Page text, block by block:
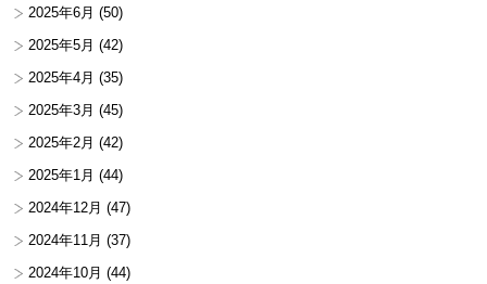
2025年6月 (50)
2025年5月 (42)
2025年4月 (35)
2025年3月 (45)
2025年2月 (42)
2025年1月 (44)
2024年12月 (47)
2024年11月 (37)
2024年10月 (44)